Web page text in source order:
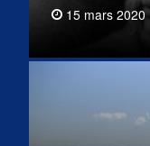
15 mars 2020